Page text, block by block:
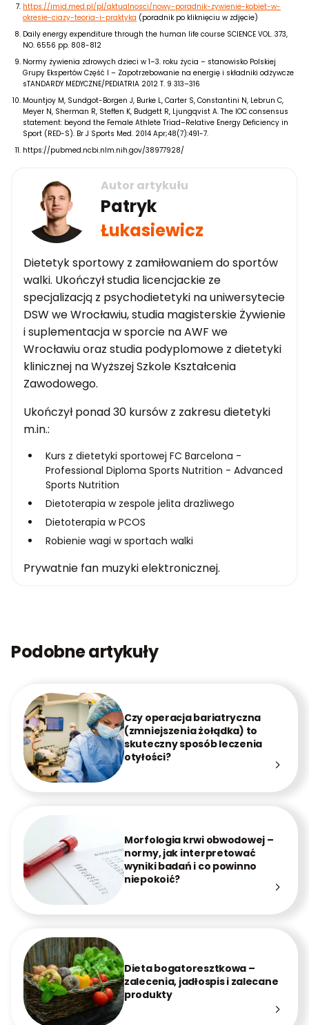
https://imid.med.pl/pl/aktualnosci/nowy-poradnik-zywienie-kobiet-w-
okresie-ciazy-teoria-i-praktyka (poradnik po kliknięciu w zdjęcie)
Daily energy expenditure through the human life course SCIENCE VOL. 373,
NO. 6556 pp. 808-812
Normy żywienia zdrowych dzieci w 1–3. roku życia – stanowisko Polskiej
Grupy Ekspertów Część I – Zapotrzebowanie na energię i składniki odżywcze
sTANDARDY MEDYCZNE/PEDIATRIA 2012 T. 9 313–316
Mountjoy M, Sundgot-Borgen J, Burke L, Carter S, Constantini N, Lebrun C,
Meyer N, Sherman R, Steffen K, Budgett R, Ljungqvist A. The IOC consensus
statement: beyond the Female Athlete Triad–Relative Energy Deficiency in
Sport (RED-S). Br J Sports Med. 2014 Apr;48(7):491-7.
https://pubmed.ncbi.nlm.nih.gov/38977928/
Autor artykułu
Patryk
Łukasiewicz
Dietetyk sportowy z zamiłowaniem do sportów
walki. Ukończył studia licencjackie ze
specjalizacją z psychodietetyki na uniwersytecie
DSW we Wrocławiu, studia magisterskie Żywienie
i suplementacja w sporcie na AWF we
Wrocławiu oraz studia podyplomowe z dietetyki
klinicznej na Wyższej Szkole Kształcenia
Zawodowego.
Ukończył ponad 30 kursów z zakresu dietetyki
m.in.:
Kurs z dietetyki sportowej FC Barcelona -
Professional Diploma Sports Nutrition - Advanced
Sports Nutrition
Dietoterapia w zespole jelita drażliwego
Dietoterapia w PCOS
Robienie wagi w sportach walki
Prywatnie fan muzyki elektronicznej.
Podobne artykuły
Czy operacja bariatryczna
(zmniejszenia żołądka) to
skuteczny sposób leczenia
otyłości?
Morfologia krwi obwodowej –
normy, jak interpretować
wyniki badań i co powinno
niepokoić?
Dieta bogatoresztkowa –
zalecenia, jadłospis i zalecane
produkty